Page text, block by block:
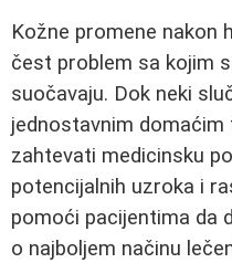
Kožne promene nakon
čest problem sa kojim
suočavaju. Dok neki
jednostavnim
zahtevati medicinsku
potencijalnih uzroka i
pomoći pacijentima da
o najboljem načinu